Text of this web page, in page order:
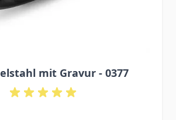
mit Gravur - 0377